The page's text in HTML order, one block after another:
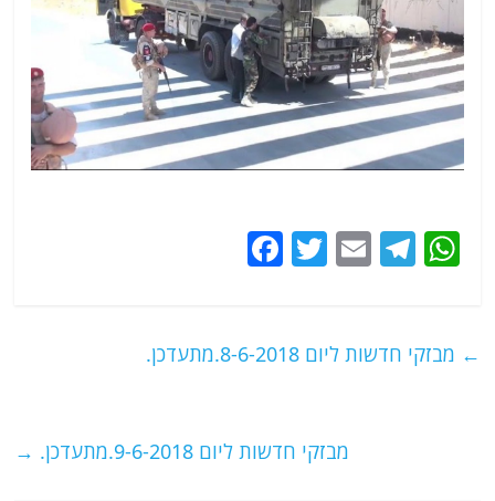
W
s
T
g
E
l
T
er
e
o
← מבזקי חדשות ליום 8-6-2018.מתעדכן.
מבזקי חדשות ליום 9-6-2018.מתעדכן. →